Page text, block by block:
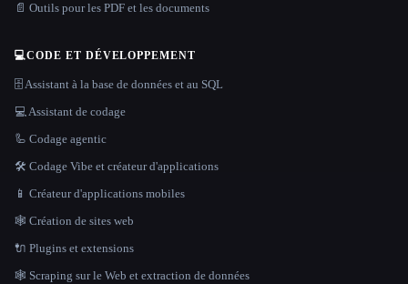
📄 Outils pour les PDF et les documents
💻CODE ET DÉVELOPPEMENT
🗄️ Assistant à la base de données et au SQL
💻 Assistant de codage
🦾 Codage agentic
🛠️ Codage Vibe et créateur d'applications
📱 Créateur d'applications mobiles
🕸 Création de sites web
🔌 Plugins et extensions
🕸️ Scraping sur le Web et extraction de données